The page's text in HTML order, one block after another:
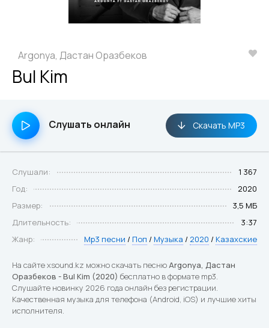
Argonya, Дастан Оразбеков
Bul Kim
Слушать онлайн Скачать MP3
Слушали:
1 367
Год:
2020
Размер:
3,5 МБ
Длительность:
3:37
Жанр:
Mp3 песни / Поп / Музыка / 2020 / Казахские
На сайте xsound.kz можно скачать песнюArgonya, Дастан
Оразбеков - Bul Kim (2020) бесплатно в формате mp3.
Слушайте новинку 2026 года онлайн без регистрации.
Качественная музыка для телефона (Android, iOS) и лучшие хиты
исполнителя.